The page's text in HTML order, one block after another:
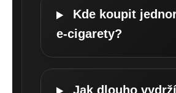
Kde koupit
e-cigarety?
Jak dlouho vydrží